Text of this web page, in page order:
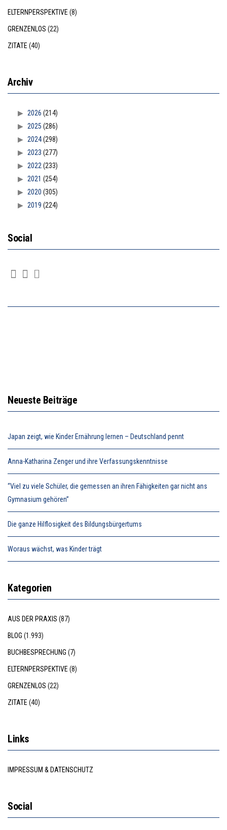
ELTERNPERSPEKTIVE (8)
GRENZENLOS (22)
ZITATE (40)
Archiv
2026 (214)
2025 (286)
2024(298)
2023 (277)
2022 (233)
2021 (254)
2020 (305)
2019 (224)
Social
Neueste Beiträge
Japan zeigt, wie Kinder Ernährung lernen – Deutschland pennt
Anna-Katharina Zenger und ihre Verfassungskenntnisse
“Viel zu viele Schüler, die gemessen an ihren Fähigkeiten gar nicht ans
Gymnasium gehören”
Die ganze Hilflosigkeit des Bildungsbürgertums
Woraus wächst, was Kinder trägt
Kategorien
AUS DER PRAXIS (87)
BLOG (1.993)
BUCHBESPRECHUNG (7)
ELTERNPERSPEKTIVE (8)
GRENZENLOS (22)
ZITATE (40)
Links
IMPRESSUM & DATENSCHUTZ
Social